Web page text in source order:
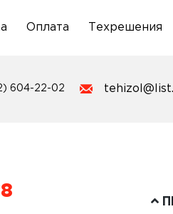
Оплата Техрешения
604-22-02